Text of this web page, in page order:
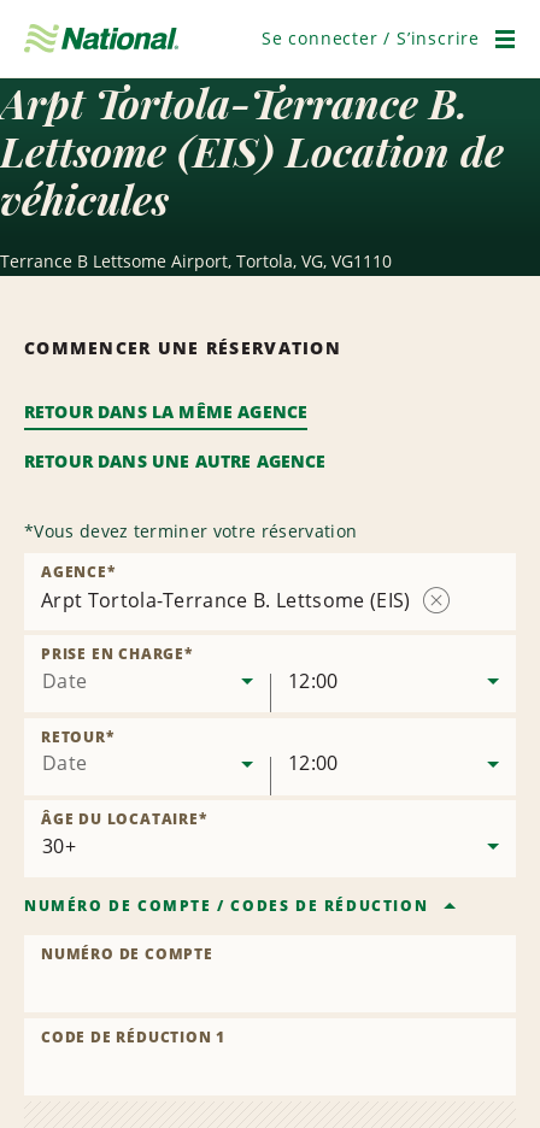
navigation
Se connecter / S’inscrire
Arpt Tortola-Terrance B.
Lettsome (EIS) Location de
véhicules
Terrance B Lettsome Airport, Tortola, VG, VG1110
COMMENCER UNE RÉSERVATION
RETOUR DANS LA MÊME AGENCE
RETOUR DANS UNE AUTRE AGENCE
*Vous devez terminer votre réservation
Arpt Tortola-Terrance B. Lettsome (EIS)
AGENCE*
Date
PRISE EN CHARGE*
12:00
Date
RETOUR*
12:00
ÂGE DU LOCATAIRE*
NUMÉRO DE COMPTE /CODES DE RÉDUCTION
NUMÉRO DE COMPTE
CODE DE RÉDUCTION 1